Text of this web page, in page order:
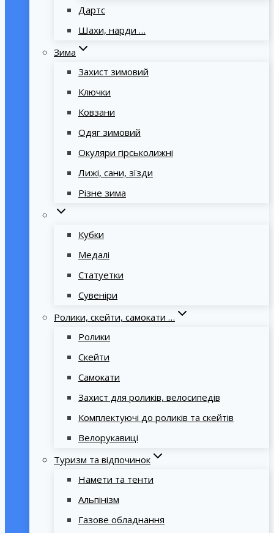
Дартс
Шахи, нарди …
Зима
Захист зимовий
Ключки
Ковзани
Одяг зимовий
Окуляри гірськолижні
Лижі, сани, зїзди
Різне зима
Кубки
Медалі
Статуетки
Сувеніри
Ролики, скейти, самокати …
Ролики
Скейти
Самокати
Захист для роликів, велосипедів
Комплектуючі до роликів та скейтів
Велорукавиці
Туризм та відпочинок
Намети та тенти
Альпінізм
Газове обладнання